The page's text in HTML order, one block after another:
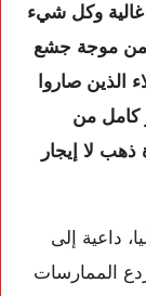
غالية وكل شيء
من موجة جشع
الذين صاروا
كامل من
ذهب لا إيجار
داعية إلى
الممارسات